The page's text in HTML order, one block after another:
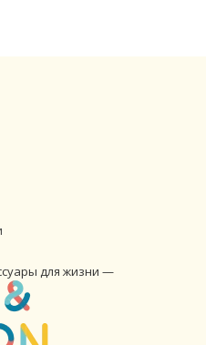
для жизни —